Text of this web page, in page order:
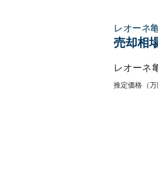
レオーネ
売却相
レオーネ
推定価格（万